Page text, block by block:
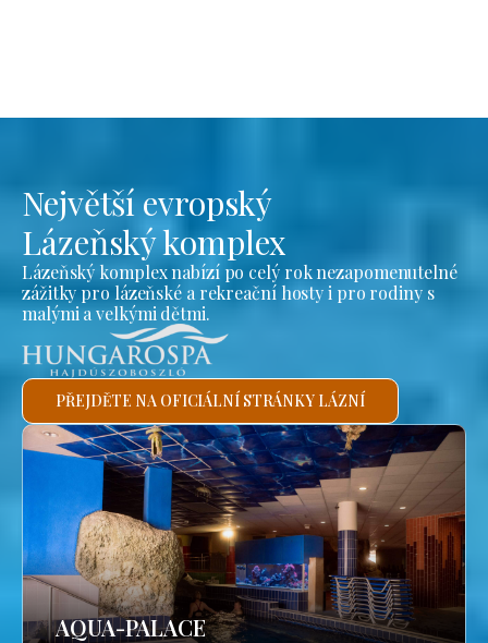
Největší evropský
Lázeňský komplex
Lázeňský komplex nabízí po celý rok nezapomenutelné
zážitky pro lázeňské a rekreační hosty i pro rodiny s
malými a velkými dětmi.
PŘEJDĚTE NA OFICIÁLNÍ STRÁNKY LÁZNÍ
AQUA-PALACE